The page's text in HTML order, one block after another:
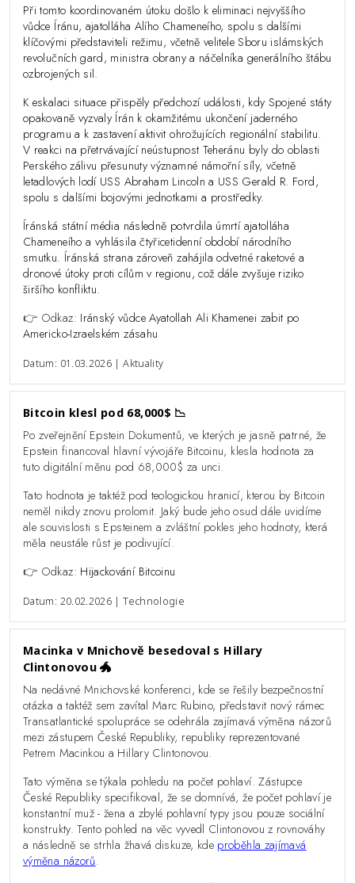
Při tomto koordinovaném útoku došlo k eliminaci nejvyššího
vůdce Íránu, ajatolláha Alího Chameneího, spolu s dalšími
klíčovými představiteli režimu, včetně velitele Sboru islámských
revolučních gard, ministra obrany a náčelníka generálního štábu
ozbrojených sil.
K eskalaci situace přispěly předchozí události, kdy Spojené státy
opakovaně vyzvaly Írán k okamžitému ukončení jaderného
programu a k zastavení aktivit ohrožujících regionální stabilitu.
V reakci na přetrvávající neústupnost Teheránu byly do oblasti
Perského zálivu přesunuty významné námořní síly, včetně
letadlových lodí USS Abraham Lincoln a USS Gerald R. Ford,
spolu s dalšími bojovými jednotkami a prostředky.
Íránská státní média následně potvrdila úmrtí ajatolláha
Chameneího a vyhlásila čtyřicetidenní období národního
smutku. Íránská strana zároveň zahájila odvetné raketové a
dronové útoky proti cílům v regionu, což dále zvyšuje riziko
širšího konfliktu.
👉 Odkaz: Iránský vůdce Ayatollah Ali Khamenei zabit po
Americko-Izraelském zásahu
Datum: 01.03.2026 | Aktuality
Bitcoin klesl pod 68,000$ 📉
Po zveřejnění Epstein Dokumentů, ve kterých je jasně patrné, že
Epstein financoval hlavní vývojáře Bitcoinu, klesla hodnota za
tuto digitální měnu pod 68,000$ za unci.
Tato hodnota je taktéž pod teologickou hranicí, kterou by Bitcoin
neměl nikdy znovu prolomit. Jaký bude jeho osud dále uvidíme
ale souvislosti s Epsteinem a zvláštní pokles jeho hodnoty, která
měla neustále růst je podivující.
👉 Odkaz: Hijackování Bitcoinu
Datum: 20.02.2026 | Technologie
Macinka v Mnichově besedoval s Hillary
Clintonovou 🐲
Na nedávné Mnichovské konferenci, kde se řešily bezpečnostní
otázka a taktéž sem zavítal Marc Rubino, představit nový rámec
Transatlantické spolupráce se odehrála zajímavá výměna názorů
mezi zástupem České Republiky, republiky reprezentované
Petrem Macinkou a Hillary Clintonovou.
Tato výměna se týkala pohledu na počet pohlaví. Zástupce
České Republiky specifikoval, že se domnívá, že počet pohlaví je
konstantní muž - žena a zbylé pohlavní typy jsou pouze sociální
konstrukty. Tento pohled na věc vyvedl Clintonovou z rovnováhy
a následně se strhla žhavá diskuze, kde proběhla zajímavá
výměna názorů.